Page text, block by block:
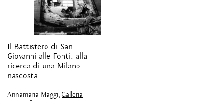
Il Battistero di San
Giovanni alle Fonti: alla
ricerca di una Milano
nascosta
Annamaria Maggi, Galleria